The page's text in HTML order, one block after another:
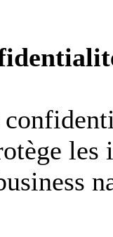
les